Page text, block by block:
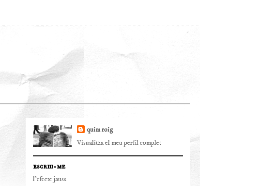
quim roig
Visualitza el meu perfil complet
escriu-me
l'efecte jauss